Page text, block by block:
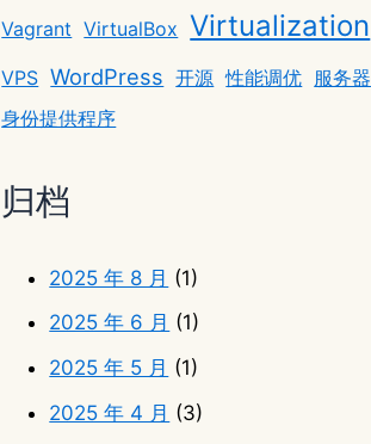
Vagrant VirtualBox Virtualization
VPS WordPress 开源 性能调优 服务器
身份提供程序
归档
2025 年 8 月 (1)
2025 年 6 月 (1)
2025 年 5 月 (1)
2025 年 4 月 (3)